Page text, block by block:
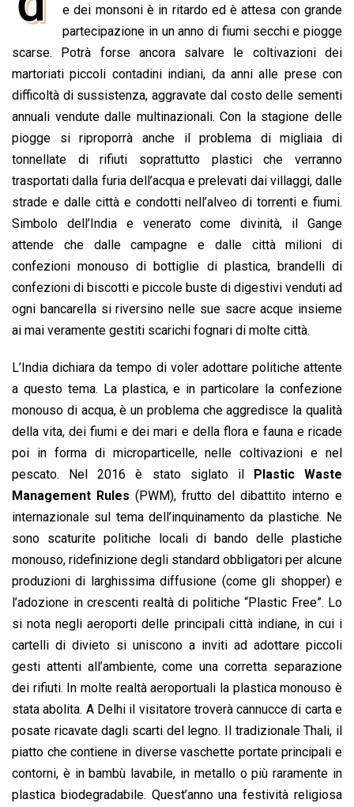
e
o
o
k
t
s
A
p
p
k
e
d
I
n
e
a
d
s
i
l
y
L
i
n
k
n
t
e dei monsoni è in ritardo ed è attesa con grande
partecipazione in un anno di fiumi secchi e piogge
scarse. Potrà forse ancora salvare le coltivazioni dei
martoriati piccoli contadini indiani, da anni alle prese con
difficoltà di sussistenza, aggravate dal costo delle sementi
annuali vendute dalle multinazionali. Con la stagione delle
piogge si riproporrà anche il problema di migliaia di
tonnellate di rifiuti soprattutto plastici che verranno
trasportati dalla furia dell’acqua e prelevati dai villaggi, dalle
strade e dalle città e condotti nell’alveo di torrenti e fiumi.
Simbolo dell’India e venerato come divinità, il Gange
attende che dalle campagne e dalle città milioni di
confezioni monouso di bottiglie di plastica, brandelli di
confezioni di biscotti e piccole buste di digestivi venduti ad
ogni bancarella si riversino nelle sue sacre acque insieme
ai mai veramente gestiti scarichi fognari di molte città.
L’India dichiara da tempo di voler adottare politiche attente
a questo tema. La plastica, e in particolare la confezione
monouso di acqua, è un problema che aggredisce la qualità
della vita, dei fiumi e dei mari e della flora e fauna e ricade
poi in forma di microparticelle, nelle coltivazioni e nel
pescato. Nel 2016 è stato siglato il
Plastic Waste
Management Rules (PWM), frutto del dibattito interno e
internazionale sul tema dell’inquinamento da plastiche. Ne
sono scaturite politiche locali di bando delle plastiche
monouso, ridefinizione degli standard obbligatori per alcune
produzioni di larghissima diffusione (come gli shopper) e
l’adozione in crescenti realtà di politiche “Plastic Free”. Lo
si nota negli aeroporti delle principali città indiane, in cui i
cartelli di divieto si uniscono a inviti ad adottare piccoli
gesti attenti all’ambiente, come una corretta separazione
dei rifiuti. In molte realtà aeroportuali la plastica monouso è
stata abolita. A Delhi il visitatore troverà cannucce di carta e
posate ricavate dagli scarti del legno. Il tradizionale Thali, il
piatto che contiene in diverse vaschette portate principali e
contorni, è in bambù lavabile, in metallo o più raramente in
plastica biodegradabile. Quest’anno una festività religiosa